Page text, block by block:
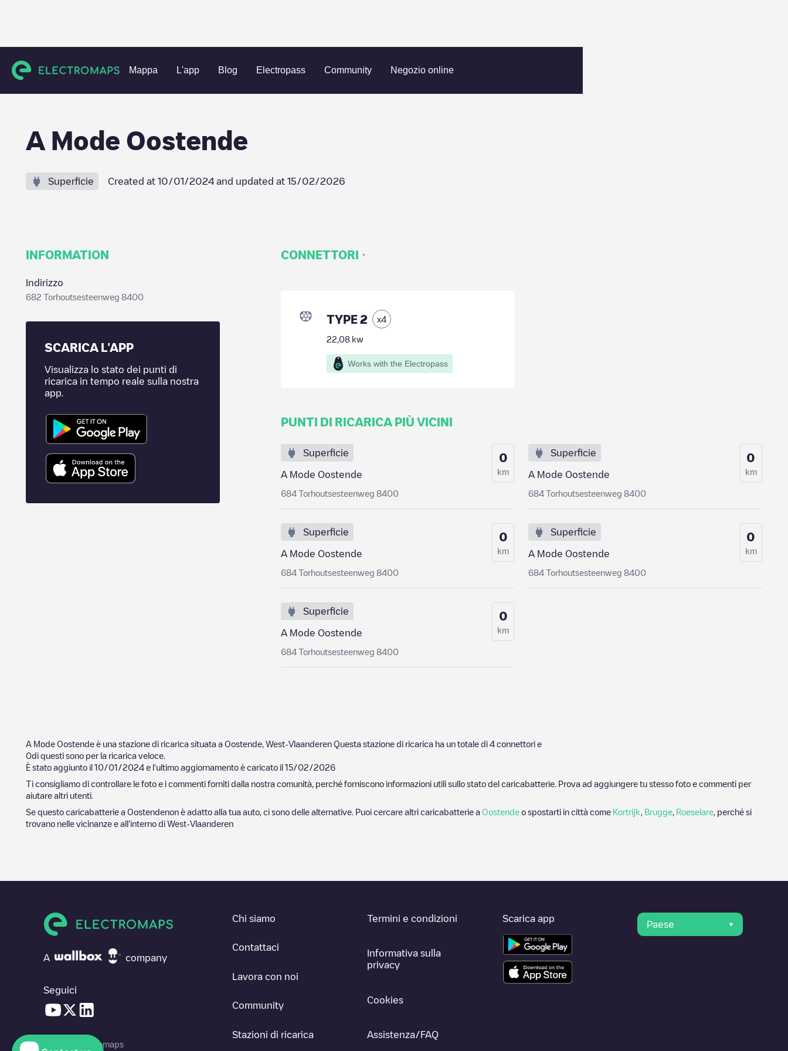
Mappa L'app Blog Electropass Community Negozio online
Charging stations Belgio West-Vlaanderen Oostende A Mode Oostende
A Mode Oostende
Superficie Created at 10/01/2024 and updated at 15/02/2026
INFORMATION
Indirizzo
682 Torhoutsesteenweg 8400
SCARICA L'APP
Visualizza lo stato dei punti di
ricarica in tempo reale sulla nostra
app.
CONNETTORI ·
TYPE 2 x4
22,08kw
Works with the Electropass
PUNTI DI RICARICA PIÙ VICINI
Superficie
A Mode Oostende
684 Torhoutsesteenweg 8400
0
km
Superficie
A Mode Oostende
684 Torhoutsesteenweg 8400
0
km
Superficie
A Mode Oostende
684 Torhoutsesteenweg 8400
0
km
Superficie
A Mode Oostende
684 Torhoutsesteenweg 8400
0
km
Superficie
A Mode Oostende
684 Torhoutsesteenweg 8400
0
km
A Mode Oostende è una stazione di ricarica situata a Oostende West-Vlaanderen Questa stazione di ricarica ha un totale di 4 connettori e
0di questi sono per la ricarica veloce.
È stato aggiunto il 10/01/2024 e l'ultimo aggiornamento è caricato il 15/02/2026
Ti consigliamo di controllare le foto e i commenti forniti dalla nostra comunità, perché forniscono informazioni utili sullo stato del caricabatterie. Prova ad aggiungere tu stesso foto e commenti per
aiutare altri utenti.
Se questo caricabatterie a Oostendenon è adatto alla tua auto, ci sono delle alternative. Puoi cercare altri caricabatterie a Oostende o spostarti in città come Kortrijk Brugge Roeselare , perché si
trovano nelle vicinanze e all'interno di West-Vlaanderen
A company
Seguici
© 2026 Electromaps
Chi siamo
Contattaci
Lavora con noi
Community
Stazioni di ricarica
Termini e condizioni
Informativa sulla
privacy
Cookies
Assistenza/FAQ
Scarica app
Paese